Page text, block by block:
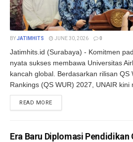
BYJATIMHITS JUNE 30, 2026 0
Jatimhits.id (Surabaya) - Komitmen
nyata sukses membawa Universitas
kancah global. Berdasarkan rilisan QS
Rankings (QS WUR) 2027, UNAIR kini
READ MOREDETAILS
Era Baru Diplomasi